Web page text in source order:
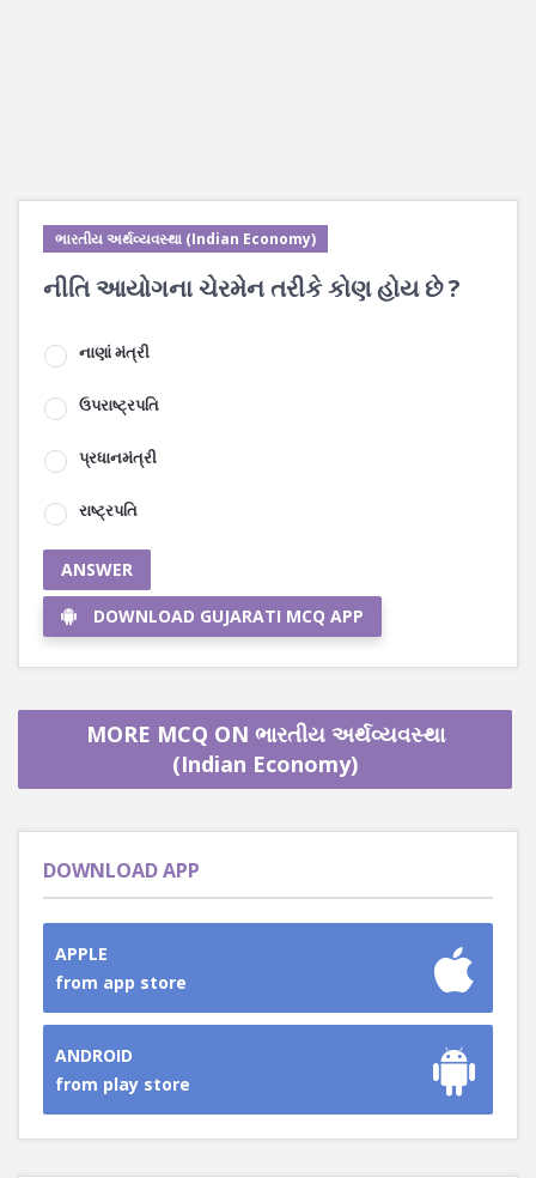
ભારતીય અર્થવ્યવસ્થા (Indian Economy)
નીતિ આયોગના ચેરમેન તરીકે કોણ હોય છે ?
નાણાં મંત્રી
ઉપરાષ્ટ્રપતિ
પ્રધાનમંત્રી
રાષ્ટ્રપતિ
ANSWER
DOWNLOAD GUJARATI MCQ APP
MORE MCQ ON ભારતીય અર્થવ્યવસ્થા
(Indian Economy)
DOWNLOAD APP
APPLE
from app store
ANDROID
from play store